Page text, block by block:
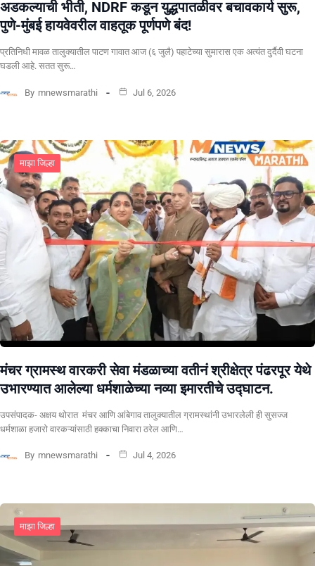
अडकल्याची भीती, NDRF कडून युद्धपातळीवर बचावकार्य सुरू,
पुणे-मुंबई हायवेवरील वाहतूक पूर्णपणे बंद!
​प्रतिनिधी मावळ तालुक्यातील पाटण गावात आज (६ जुलै) पहाटेच्या सुमारास एक अत्यंत दुर्दैवी घटना
घडली आहे. सतत सुरू…
By mnewsmarathi Jul 6, 2026
माझा जिल्हा
मंचर ग्रामस्थ वारकरी सेवा मंडळाच्या वतीनं श्रीक्षेत्र पंढरपूर येथे
उभारण्यात आलेल्या धर्मशाळेच्या नव्या इमारतीचे उद्घाटन.
उपसंपादक- अक्षय थोरात मंचर आणि आंबेगाव तालुक्यातील ग्रामस्थांनी उभारलेली ही सुसज्ज
धर्मशाळा हजारो वारकऱ्यांसाठी हक्काचा निवारा ठरेल आणि…
By mnewsmarathi Jul 4, 2026
माझा जिल्हा